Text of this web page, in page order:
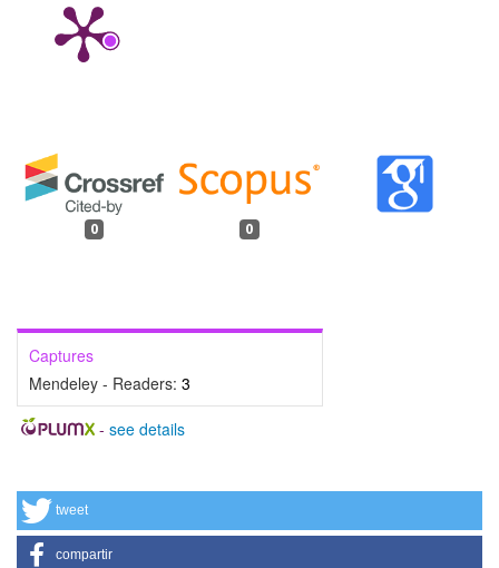
0 0
Captures
Mendeley - Readers: 3
- see details
tweet
compartir